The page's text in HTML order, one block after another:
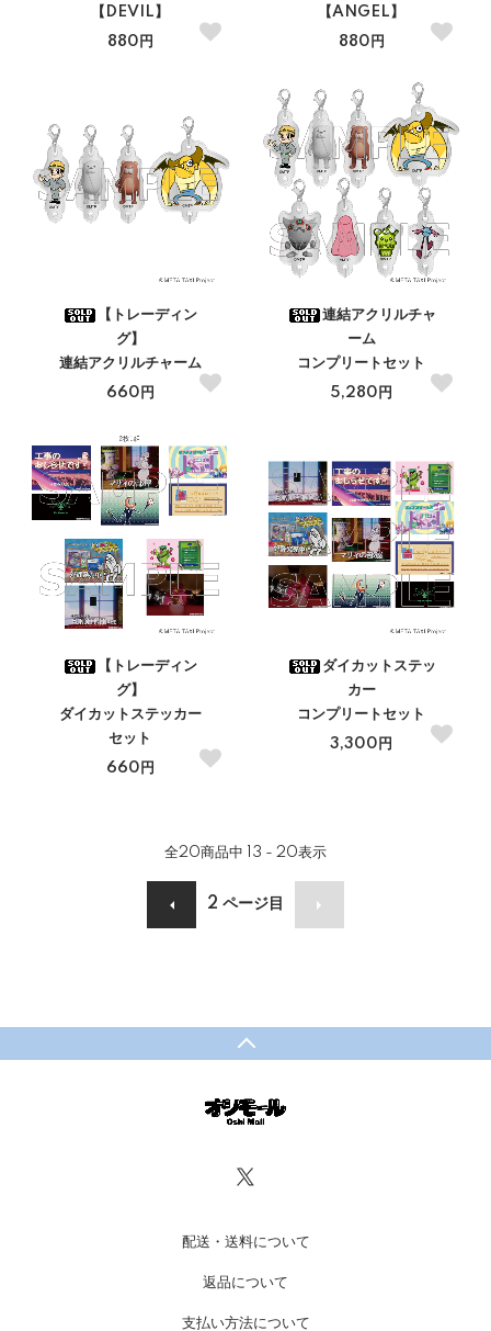
【DEVIL】
880円
【ANGEL】
880円
【トレーディン
グ】
連結アクリルチャーム
660円
連結アクリルチャ
ーム
コンプリートセット
5,280円
【トレーディン
グ】
ダイカットステッカー
セット
660円
ダイカットステッ
カー
コンプリートセット
3,300円
全20商品中 13 - 20表示
2 ページ目
配送・送料について
返品について
支払い方法について